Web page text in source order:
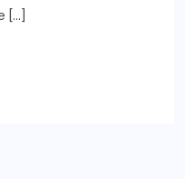
[…]